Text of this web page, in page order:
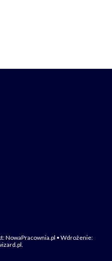
NowaPracownia.pl • Wdrożenie: